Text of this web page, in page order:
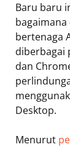
Baru baru
bertenaga
diberbagai
dan
Desktop.
Menurut